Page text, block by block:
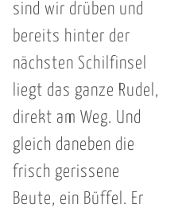
sind wir drüben und
bereits hinter der
nächsten Schilfinsel
liegt das ganze Rudel,
direkt am Weg. Und
gleich daneben die
frisch gerissene
Beute, ein Büffel. Er